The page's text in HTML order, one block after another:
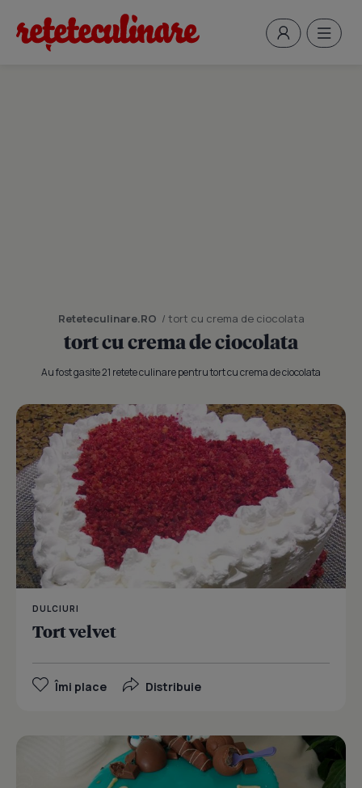
Reteteculinare.RO / tort cu crema de ciocolata
tort cu crema de ciocolata
Au fost gasite 21 retete culinare pentru tort cu crema de ciocolata
DULCIURI
Tort velvet
Îmi place Distribuie